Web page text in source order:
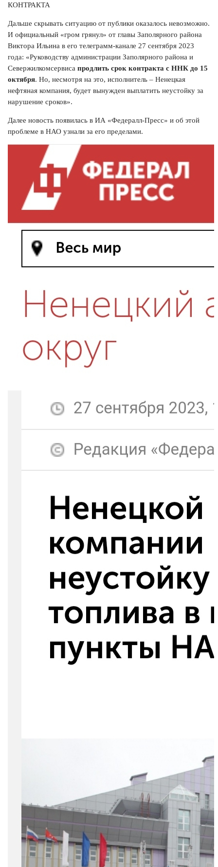
КОНТРАКТА
Дальше скрывать ситуацию от публики оказалось невозможно.
И официальный «гром грянул» от главы Заполярного района
Виктора Ильина в его телеграмм-канале 27 сентября 2023
года: «Руководству администрации Заполярного района и
Севержилкомсервиса продлить срок контракта с ННК до 15
октября. Но, несмотря на это, исполнитель – Ненецкая
нефтяная компания, будет вынужден выплатить неустойку за
нарушение сроков».
Далее новость появилась в ИА «Федералл-Пресс» и об этой
проблеме в НАО узнали за его пределами.